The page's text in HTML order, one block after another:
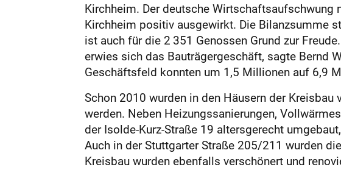
Kirchheim. Der deutsche
Kirchheim positiv ausgewirkt. Die Bilanzsumme
ist auch für die 2 351 Genossen Grund zur
erwies sich das Bauträgergeschäft, sagte Bernd
Geschäftsfeld konnten um 1,5 Millionen auf 6,9
Schon 2010 wurden in den Häusern der
werden. Neben Heizungssanierungen,
der Isolde-Kurz-Straße 19 altersgerecht
Auch in der Stuttgarter Straße 205/211 wurden
Kreisbau wurden ebenfalls verschönert und